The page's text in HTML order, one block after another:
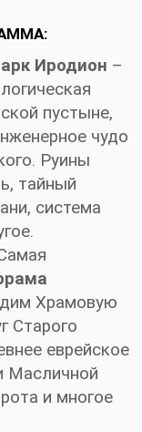
Иродион –
пустыне,
чудо
Руины
тайный
система
Храмовую
Старого
еврейское
Масличной
и многое